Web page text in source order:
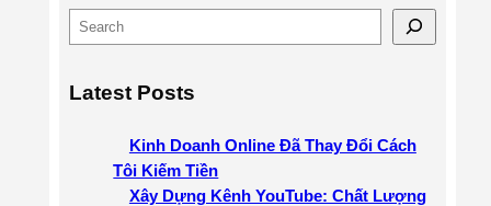
S
e
r
Latest Posts
Kinh Doanh Online Đã Thay Đổi Cách
Tôi Kiếm Tiền
Xây Dựng Kênh YouTube: Chất Lượng